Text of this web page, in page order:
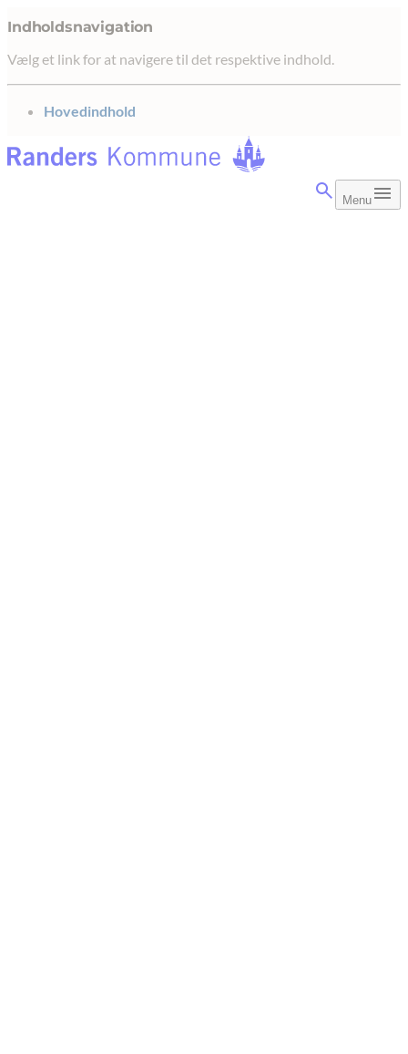
Indholdsnavigation
Vælg et link for at navigere til det respektive indhold.
gå til
Hovedindhold
Menu